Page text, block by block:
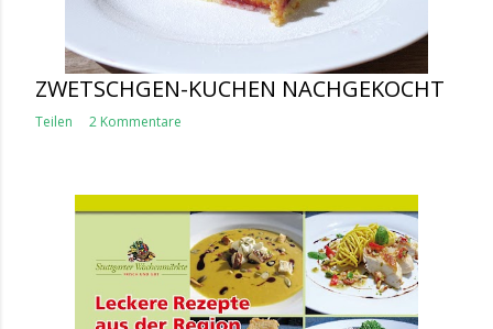
ZWETSCHGEN-KUCHEN NACHGEKOCHT
Teilen 2 Kommentare